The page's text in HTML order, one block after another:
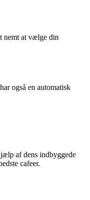
nemt at vælge din
også en automatisk
af dens indbyggede
cafeer.